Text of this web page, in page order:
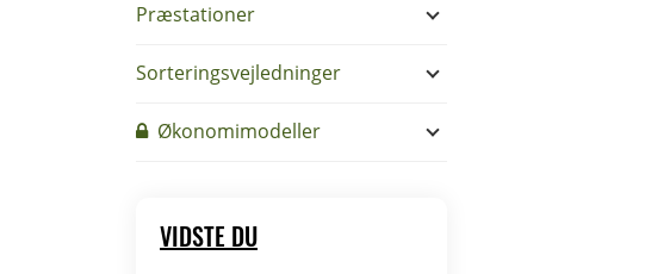
Præstationer
Sorteringsvejledninger
Økonomimodeller
VIDSTE DU